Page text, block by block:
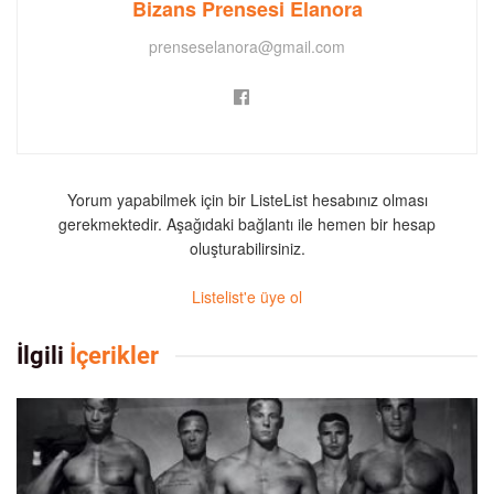
Bizans Prensesi Elanora
prenseselanora@gmail.com
Yorum yapabilmek için bir ListeList hesabınız olması
gerekmektedir. Aşağıdaki bağlantı ile hemen bir hesap
oluşturabilirsiniz.
Listelist'e üye ol
İlgili İçerikler